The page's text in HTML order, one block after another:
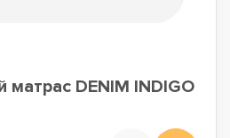
DENIM INDIGO